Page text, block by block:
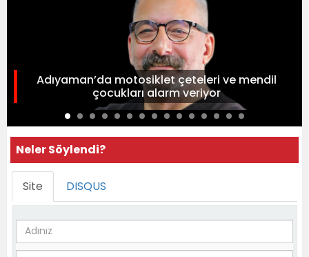
Adıyaman’da motosiklet çeteleri ve mendil
çocukları alarm veriyor
Neler Söylendi?
Site DISQUS